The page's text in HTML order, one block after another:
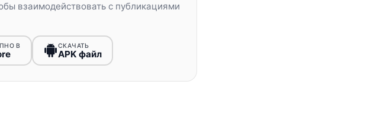
взаимодействовать с публикациями
В СКАЧАТЬ
APK файл